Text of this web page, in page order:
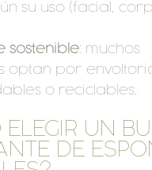
su uso (facial,
sostenible: muchos
optan por
o reciclables.
UN
DE